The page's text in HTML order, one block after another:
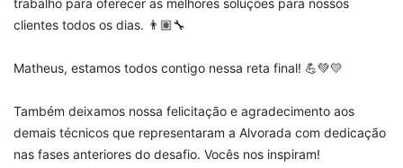
trabalho para oferecer as melhores soluções para nossos
clientes todos os dias. 👨🏽‍🔧
Matheus, estamos todos contigo nessa reta final! 💪💚💛
Também deixamos nossa felicitação e agradecimento aos
demais técnicos que representaram a Alvorada com dedicação
nas fases anteriores do desafio. Vocês nos inspiram!